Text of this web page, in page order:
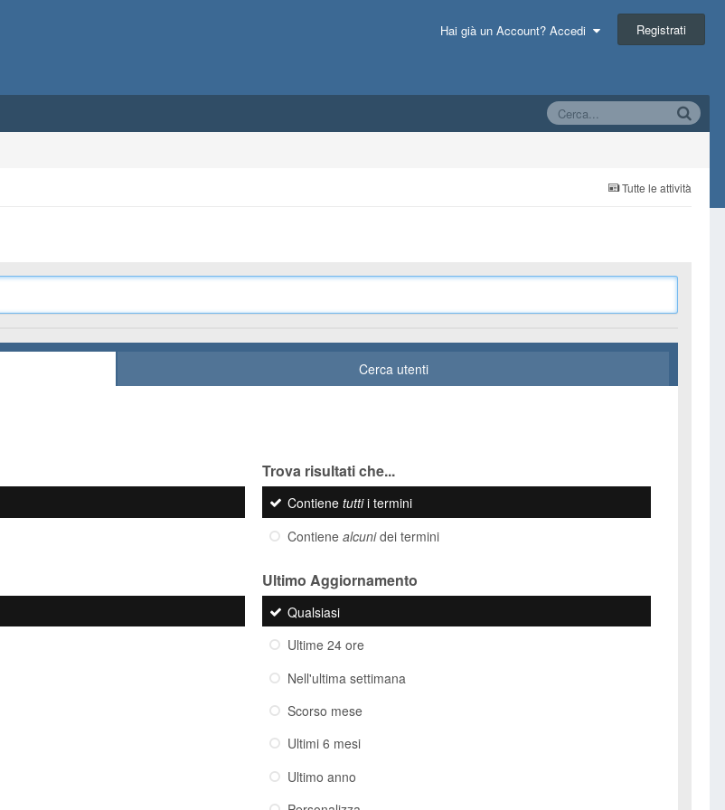
Hai già un Account? Accedi Registrati
Tutte le attività
Cerca utenti
Trova risultati che...
Contiene tuttii termini
Contiene alcunidei termini
Ultimo Aggiornamento
Qualsiasi
Ultime 24 ore
Nell'ultima settimana
Scorso mese
Ultimi 6 mesi
Ultimo anno